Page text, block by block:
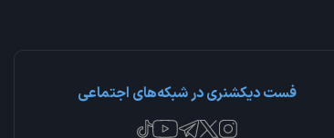
فست دیکشنری در شبکه‌های اجتماعی